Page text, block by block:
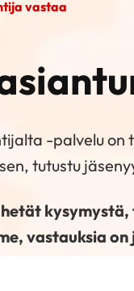
vastaa
-palvelu on
tutustu
vastauksia